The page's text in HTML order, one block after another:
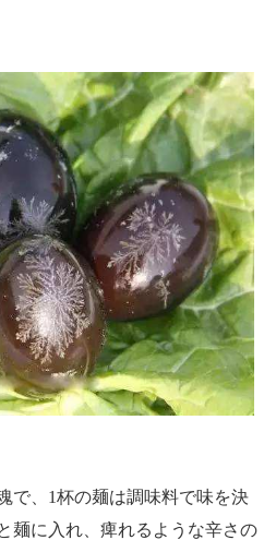
で、 1杯の麺は調味料で味を決
麺に入れ、痺れるような辛さの